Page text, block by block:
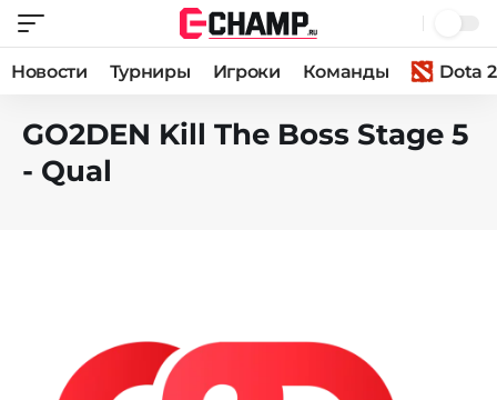
Новости Турниры Игроки Команды Dota 2
GO2DEN Kill The Boss Stage 5
- Qual